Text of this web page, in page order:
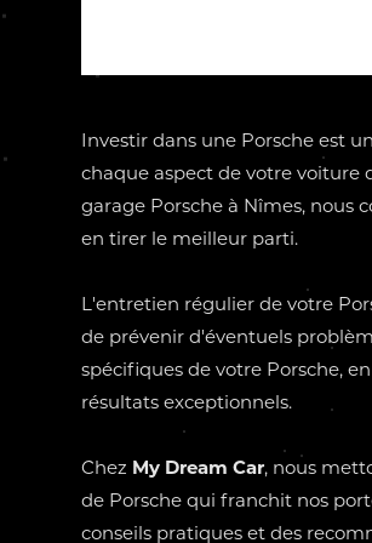
Investir dans une Porsche est
chaque aspect de votre voiture
garage Porsche à Nîmes, nous
en tirer le meilleur parti.
L'entretien régulier de votre
de prévenir d'éventuels
spécifiques de votre Porsche,
résultats exceptionnels.
Chez My Dream Car, nous
de Porsche qui franchit nos
conseils pratiques et des